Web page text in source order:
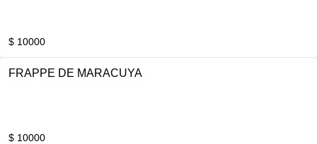
$ 10000
FRAPPE DE MARACUYA
$ 10000